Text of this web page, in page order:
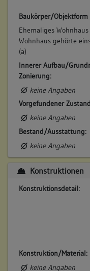
Bemerkung Familie:
Bemerkung Besitz:
kauft
Beschreibung:
Haus
Beruf / Amt / Titel:
Weber
Betroffene Gebäudeteile:
Erdgeschoss
Bemerkung Besitz:
ertauscht gegen
Baukörper/Objektform
Ehemaliges
Wohnhaus gehörte
(a)
Innerer Aufbau/
Zonierung:
keine Angaben
Vorgefundener
keine Angaben
Bestand/Ausstattung:
keine Angaben
Konstruktionen
Konstruktionsdetail:
Konstruktion/Material:
keine Angaben